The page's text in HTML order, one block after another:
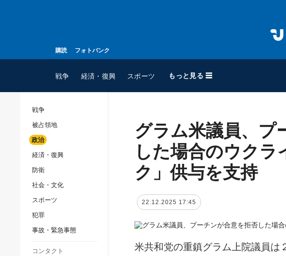
購読 フォトバンク
戦争 経済・復興 スポーツ もっと見る ☰
スポーツ
ウクルインフォルム
ウクルインフォルム
て
コンタクト
戦争
被占領地
政治
経済・復興
防衛
社会・文化
スポーツ
犯罪
事故・緊急事態
コンタクト
グラム米議員、プ
した場合のウク
ク」供与を支持
22.12.2025 17:45
米共和党の重鎮グラム上院議員は